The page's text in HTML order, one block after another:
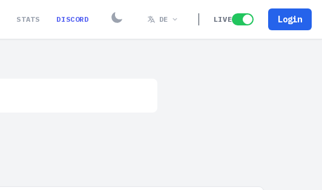
STATS DISCORD DE LIVE Login